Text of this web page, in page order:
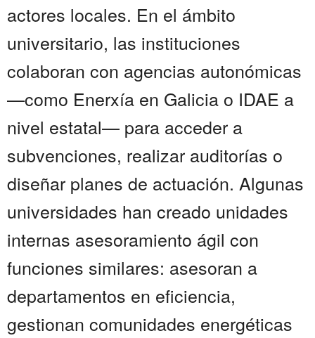
actores locales. En el ámbito
universitario, las instituciones
colaboran con agencias autonómicas
—como Enerxía en Galicia o IDAE a
nivel estatal— para acceder a
subvenciones, realizar auditorías o
diseñar planes de actuación. Algunas
universidades han creado unidades
internas asesoramiento ágil con
funciones similares: asesoran a
departamentos en eficiencia,
gestionan comunidades energéticas